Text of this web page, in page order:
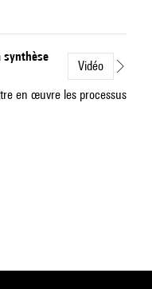
synthèse
Vidéo
en œuvre les processus